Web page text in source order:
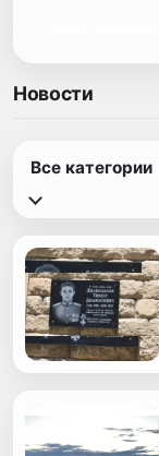
Новости
Все категории